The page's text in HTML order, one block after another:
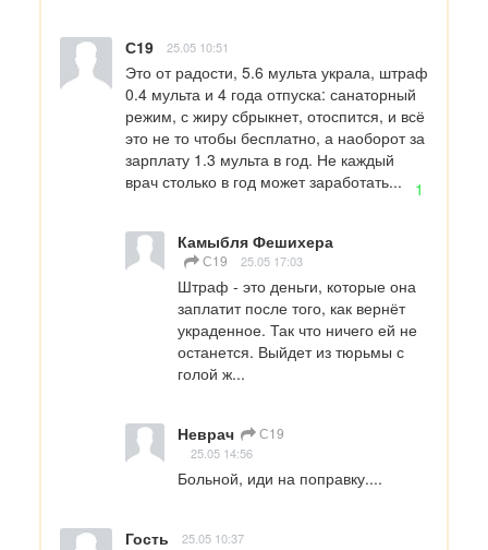
С19 25.05 10:51
Это от радости, 5.6 мульта украла, штраф
0.4 мульта и 4 года отпуска: санаторный
режим, с жиру сбрыкнет, отоспится, и всё
это не то чтобы бесплатно, а наоборот за
зарплату 1.3 мульта в год. Не каждый
врач столько в год может заработать...
1
Камыбля Фешихера
С19 25.05 17:03
Штраф - это деньги, которые она
заплатит после того, как вернёт
украденное. Так что ничего ей не
останется. Выйдет из тюрьмы с
голой ж...
Неврач С19
25.05 14:56
Больной, иди на поправку....
Гость 25.05 10:37